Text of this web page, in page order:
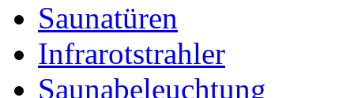
Saunatüren
Infrarotstrahler
Saunabeleuchtung